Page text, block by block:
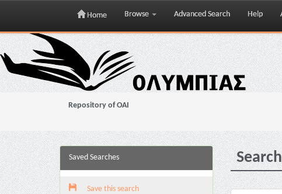
Skip
navigation
Home Browse Advanced Search Help
Repository of OAI
Saved Searches
Save this search
Search